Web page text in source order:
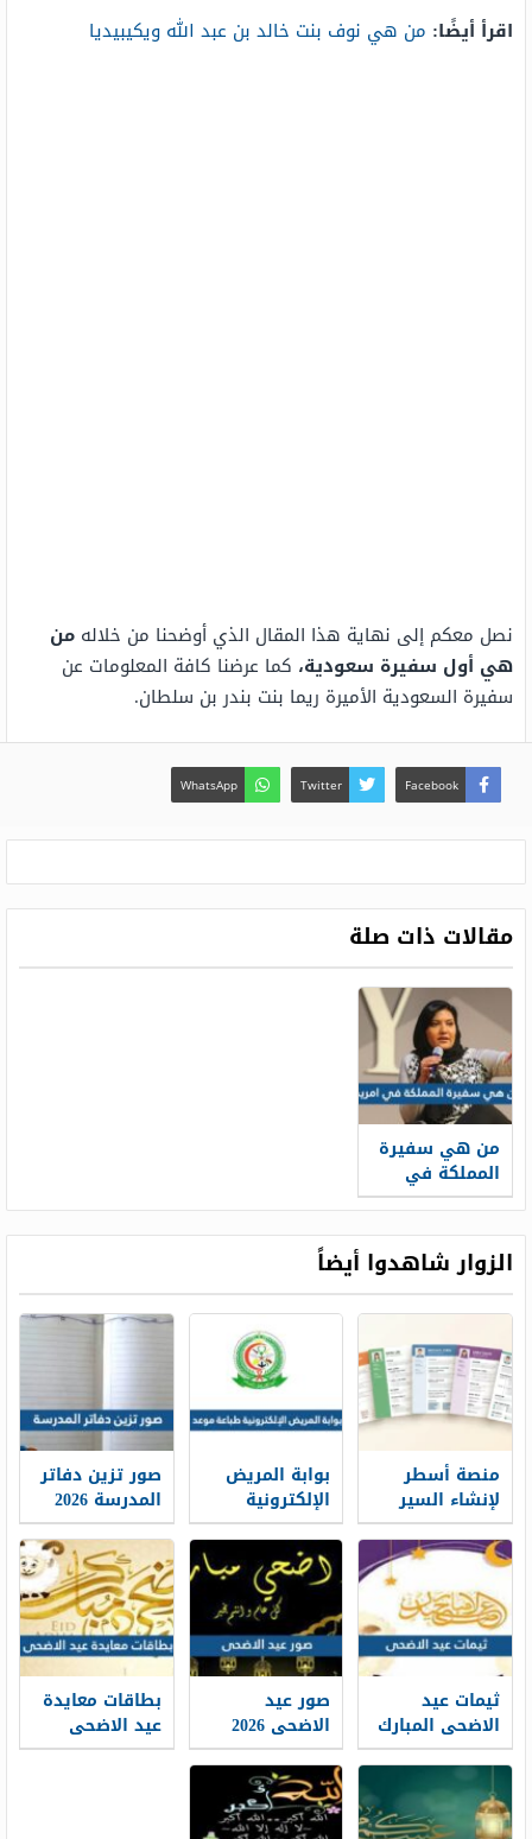
اقرأ أيضًا: من هي نوف بنت خالد بن عبد الله ويكيبيديا
نصل معكم إلى نهاية هذا المقال الذي أوضحنا من خلاله من
هي أول سفيرة سعودية، كما عرضنا كافة المعلومات عن
سفيرة السعودية الأميرة ريما بنت بندر بن سلطان.
Facebook
Twitter
WhatsApp
مقالات ذات صلة
من هي سفيرة
المملكة في
امريكا
الزوار شاهدوا أيضاً
منصة أسطر
لإنشاء السير
الذاتية: حين
تتحول الخبرات
إلى حكاية
مهنية واضحة
بوابة المريض
الإلكترونية
طباعة موعد
والتسجيل فيه
1448
صور تزين دفاتر
المدرسة 2026
ثيمات عيد
الاضحى المبارك
1448 / 2026
صور عيد
الاضحى 2026
خلفيات تهنئة
عيد الاضحى
جديدة 1448
بطاقات معايدة
عيد الاضحى
المبارك 2026 ،